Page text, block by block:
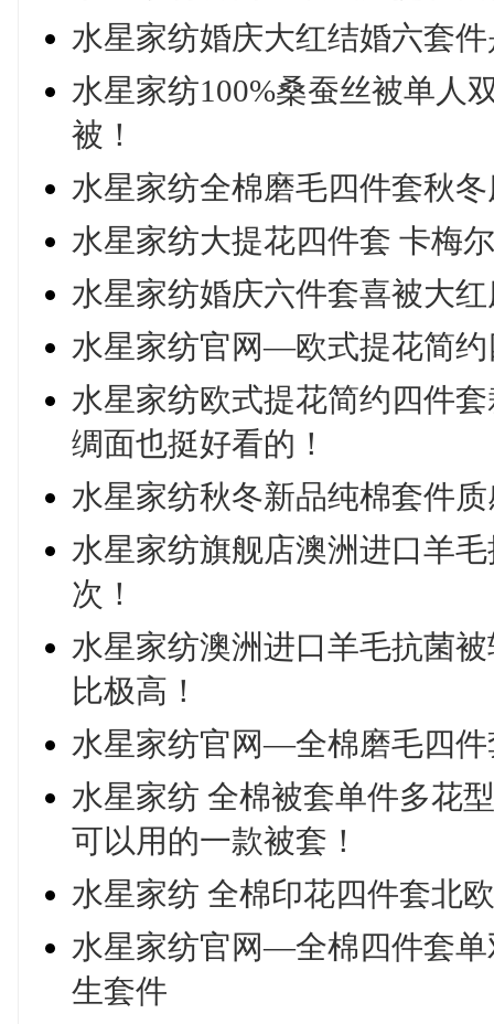
水星家纺婚庆大红结婚六套
水星家纺100%桑蚕丝被单人
被！
水星家纺全棉磨毛四件套秋
水星家纺大提花四件套 卡梅
水星家纺婚庆六件套喜被大
水星家纺官网—欧式提花简
水星家纺欧式提花简约四件
绸面也挺好看的！
水星家纺秋冬新品纯棉套件
水星家纺旗舰店澳洲进口羊
次！
水星家纺澳洲进口羊毛抗菌
比极高！
水星家纺官网—全棉磨毛四
水星家纺 全棉被套单件多花
可以用的一款被套！
水星家纺 全棉印花四件套北
水星家纺官网—全棉四件套单
生套件